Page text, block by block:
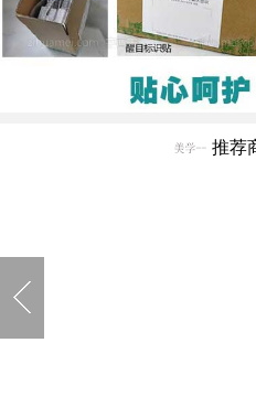
推荐